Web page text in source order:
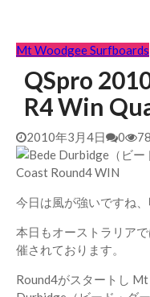
Mt Woodgee Surfboards
QSpro
R4 Win
2010年3月4日 0
今日は風が強いですね
本日もオーストラリアで
催されております。
Round4がスタートし